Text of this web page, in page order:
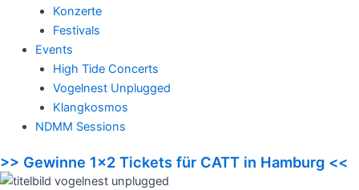
Konzerte
Festivals
Events
High Tide Concerts
Vogelnest Unplugged
Klangkosmos
NDMM Sessions
>> Gewinne 1x2 Tickets für CATT in Hamburg <<